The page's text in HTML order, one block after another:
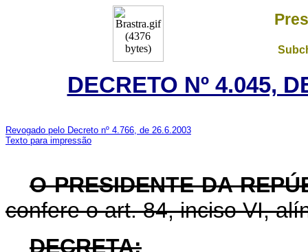
DECRETO Nº 4.045,
Revogado pelo Decreto nº 4.766, de 26.6.2003
Texto para impressão
O PRESIDENTE DA
confere o art. 84, inciso VI,
DECRETA: